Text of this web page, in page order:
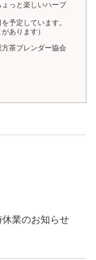
っと楽しいハーブ
予定しています。
あります）
茶ブレンダー協会
業のお知らせ